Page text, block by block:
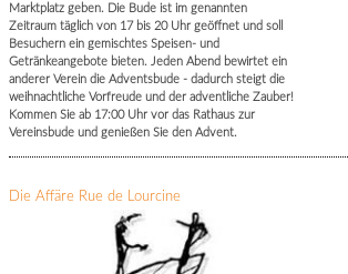
Marktplatz geben. Die Bude ist im genannten
Zeitraum täglich von 17 bis 20 Uhr geöffnet und soll
Besuchern ein gemischtes Speisen- und
Getränkeangebote bieten. Jeden Abend bewirtet ein
anderer Verein die Adventsbude - dadurch steigt die
weihnachtliche Vorfreude und der adventliche Zauber!
Kommen Sie ab 17:00 Uhr vor das Rathaus zur
Vereinsbude und genießen Sie den Advent.
Die Affäre Rue de Lourcine